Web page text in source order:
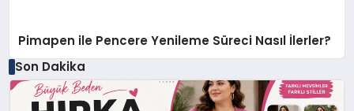
Pimapen ile Pencere Yenileme Süreci Nasıl İlerler?
Son Dakika